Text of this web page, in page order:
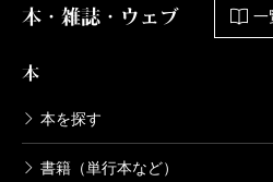
て別の形で表現する感性のみ
っくり読むこと。あなたがい
割ぐらいゆっくり読むと、言
本・雑誌・ウェブ 一
本
本を探す
書籍（単行本など）